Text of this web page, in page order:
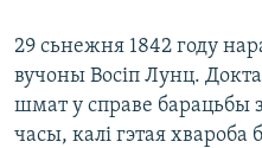
29 сьнежня 1842 году
вучоны Восіп Лунц.
шмат у справе барацьбы
часы, калі гэтая